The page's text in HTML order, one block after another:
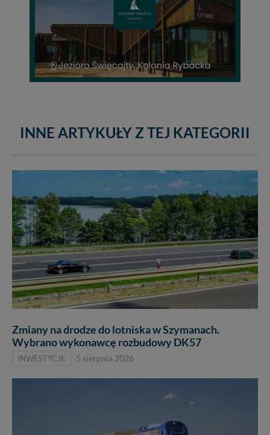
INNE ARTYKUŁY Z TEJ KATEGORII
Zmiany na drodze do lotniska w Szymanach.
Wybrano wykonawcę rozbudowy DK57
INWESTYCJE 5 sierpnia 2026